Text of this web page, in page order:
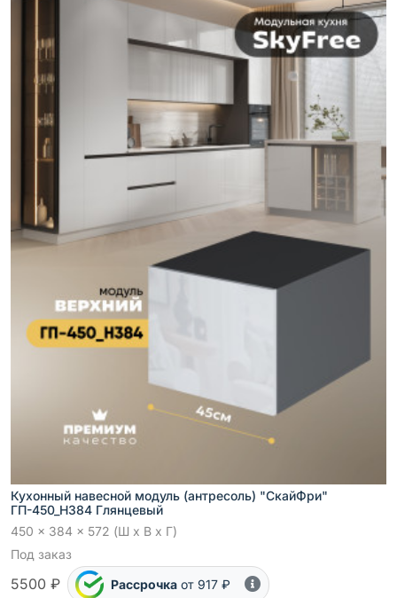
Кухонный навесной модуль (антресоль) "СкайФри"
ГП-450_Н384 Глянцевый
450 x 384 x 572 (Ш x В x Г)
Под заказ
5500 ₽ Рассрочка от 917 ₽